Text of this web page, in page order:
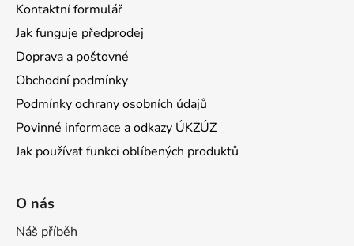
Kontaktní formulář
Jak funguje předprodej
Doprava a poštovné
Obchodní podmínky
Podmínky ochrany osobních údajů
Povinné informace a odkazy ÚKZÚZ
Jak používat funkci oblíbených produktů
O nás
Náš příběh